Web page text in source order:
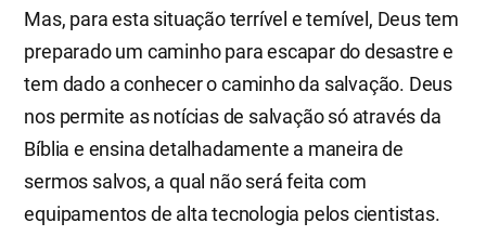
Mas, para esta situação terrível e temível, Deus tem
preparado um caminho para escapar do desastre e
tem dado a conhecer o caminho da salvação. Deus
nos permite as notícias de salvação só através da
Bíblia e ensina detalhadamente a maneira de
sermos salvos, a qual não será feita com
equipamentos de alta tecnologia pelos cientistas.